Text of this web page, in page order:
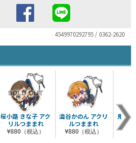
4549970292795 / 0362-2620
桜小路 きな子 アク
リルつままれ
¥880（税込）
澁谷かのん アクリ
ルつままれ
¥880（税込）
鬼塚